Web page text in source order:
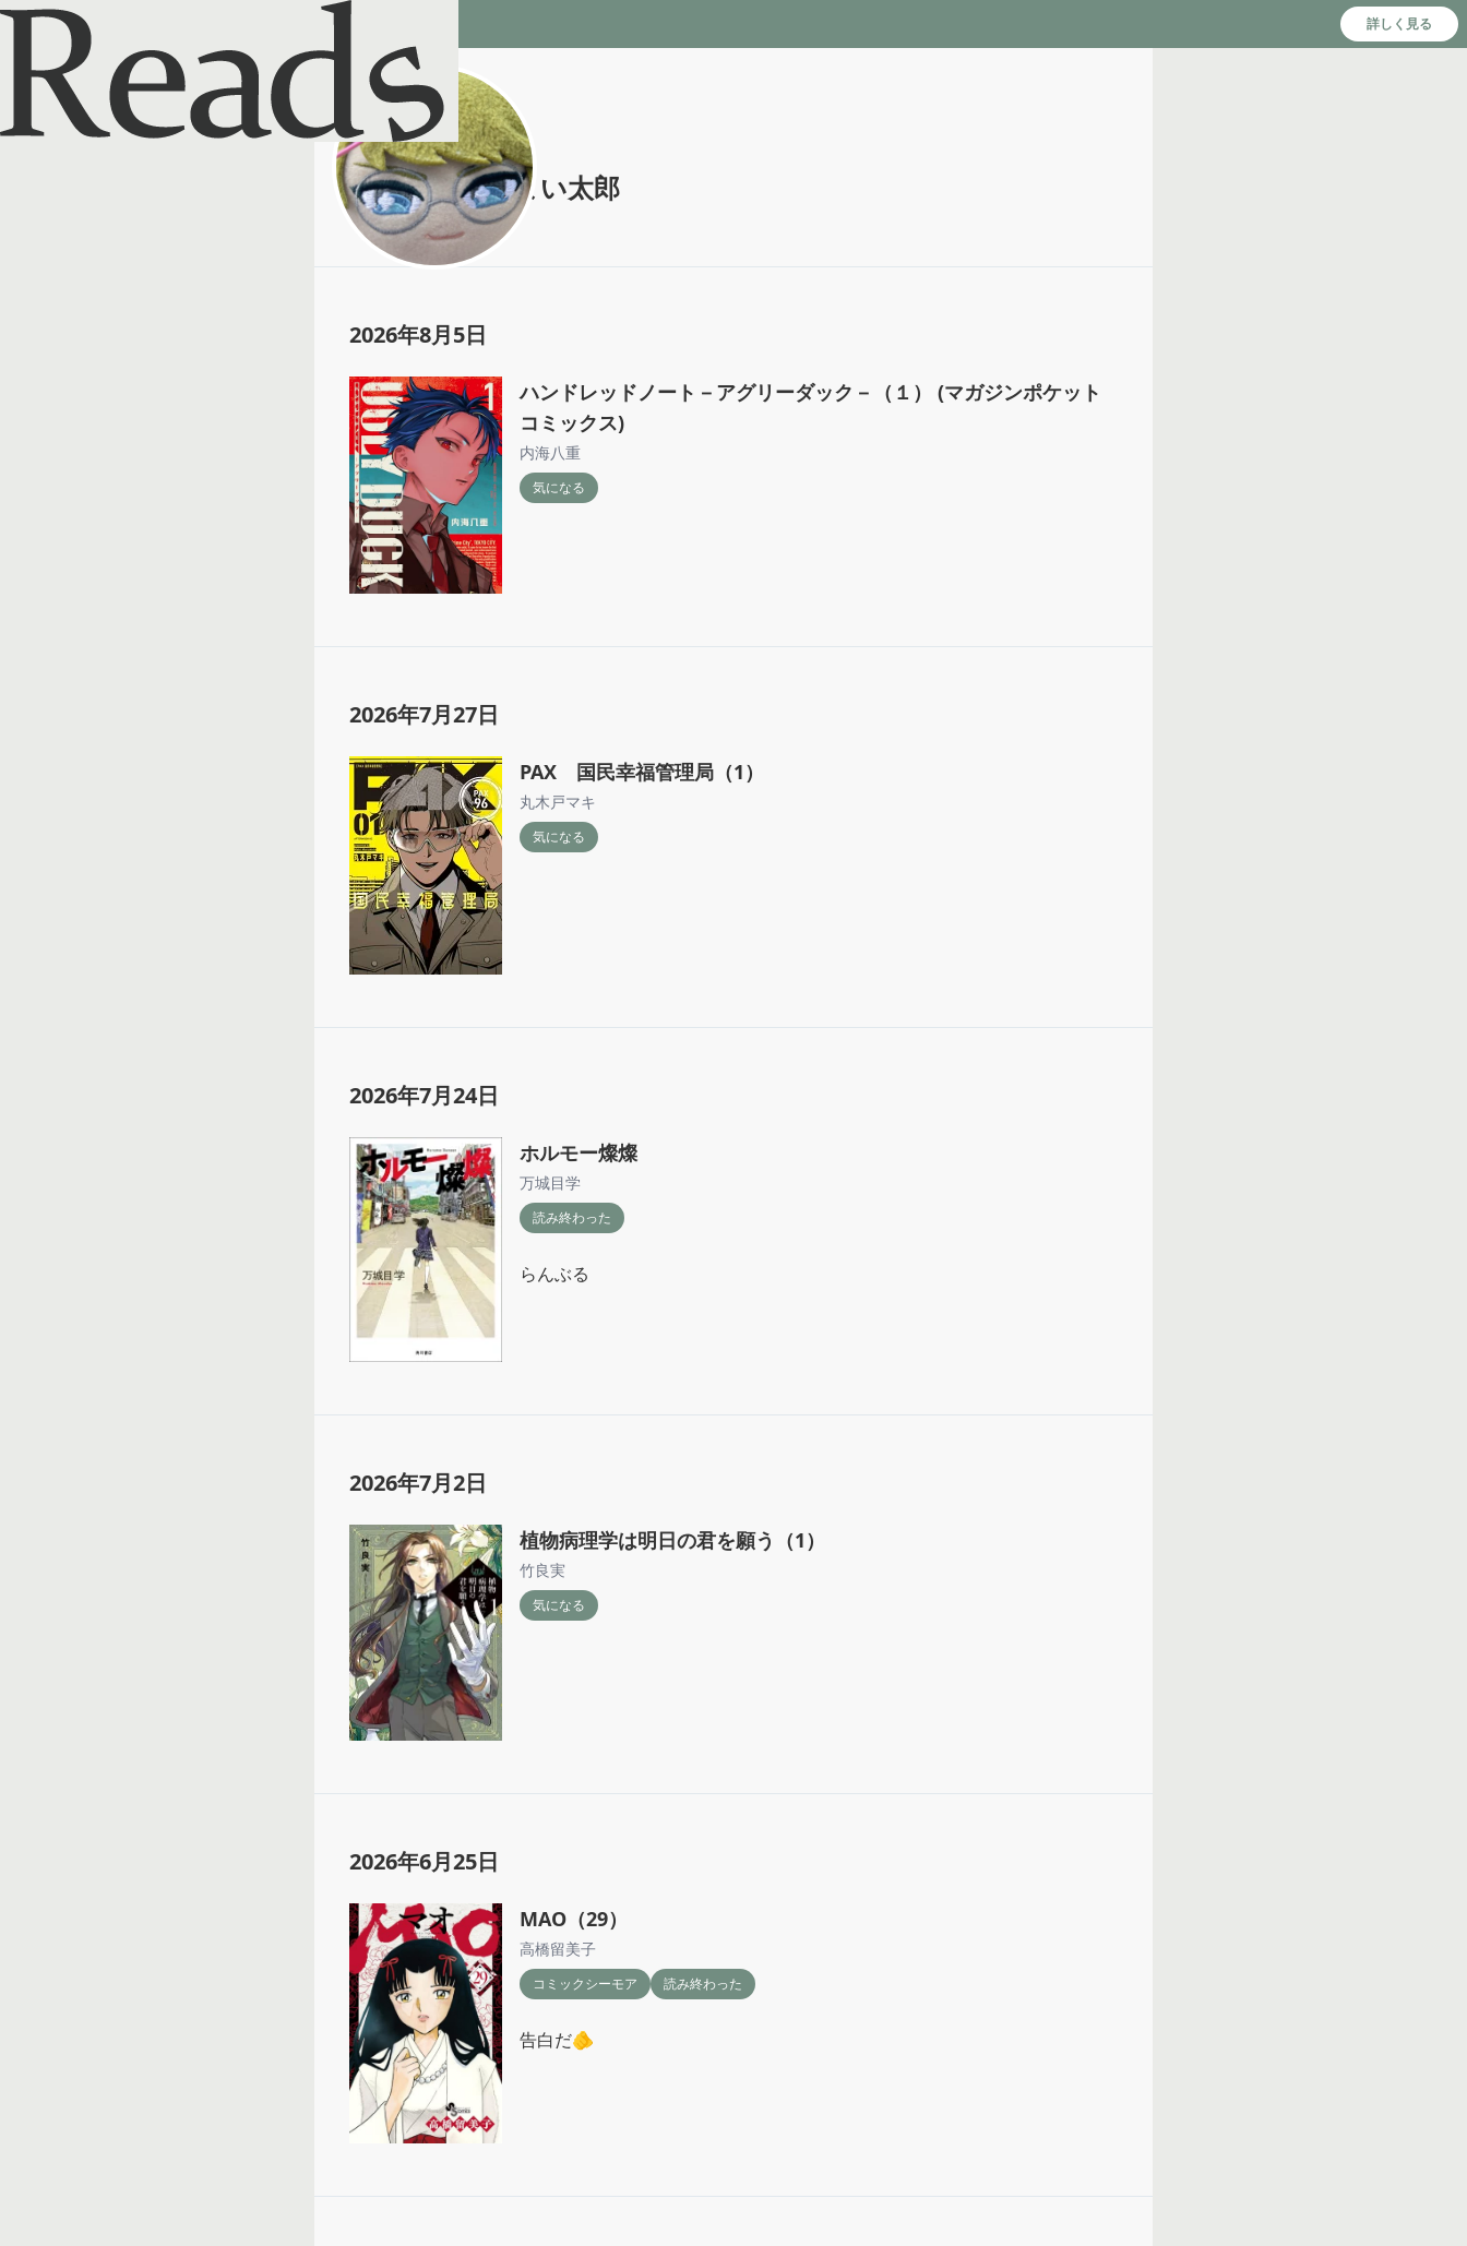
Reads - 読書のSNS＆記録アプリ 詳しく見る
かにふぐぜんまい太郎
@tyousunao
2026年8月5日
ハンドレッドノート－アグリーダック－（１） (マガジンポケット
コミックス)
内海八重
気になる
2026年7月27日
PAX 国民幸福管理局（1）
丸木戸マキ
気になる
2026年7月24日
ホルモー燦燦
万城目学
読み終わった
らんぶる
2026年7月2日
植物病理学は明日の君を願う（1）
竹良実
気になる
2026年6月25日
MAO（29）
高橋留美子
コミックシーモア 読み終わった
告白だ🫵